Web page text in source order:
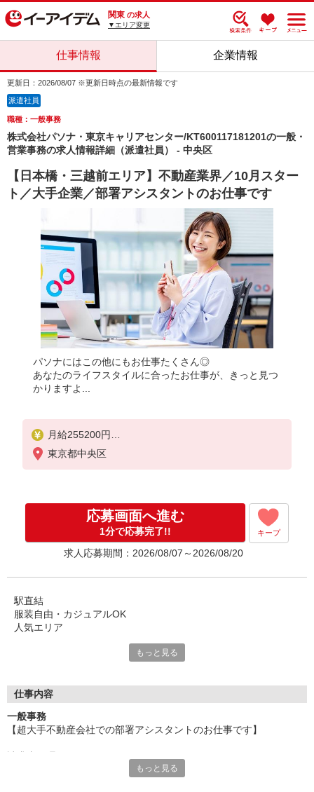
関東 の求人
▼エリア変更
仕事情報 企業情報
更新日：2026/08/07 ※更新日時点の最新情報です
派遣社員
職種：一般事務
株式会社パソナ・東京キャリアセンター/KT600117181201の一般・
営業事務の求人情報詳細（派遣社員） - 中央区
【日本橋・三越前エリア】不動産業界／10月スター
ト／大手企業／部署アシスタントのお仕事です
パソナにはこの他にもお仕事たくさん◎
あなたのライフスタイルに合ったお仕事が、きっと見つ
かりますよ...
月給255200円
★交通費規定に基づき交通費支給
東京都中央区
応募画面へ進む
1分で応募完了!! キープ
求人応募期間：2026/08/07～2026/08/20
駅直結
服装自由・カジュアルOK
人気エリア
あなたの個性が活かせるお仕事探しを、
経験豊富なキャリアコンサルタントがサポート！
一緒に実現していきましょう。
もっと見る
仕事内容
一般事務
【超大手不動産会社での部署アシスタントのお仕事です】
もっと見る